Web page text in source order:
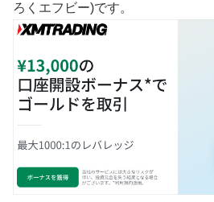
ろくエフビー)です。